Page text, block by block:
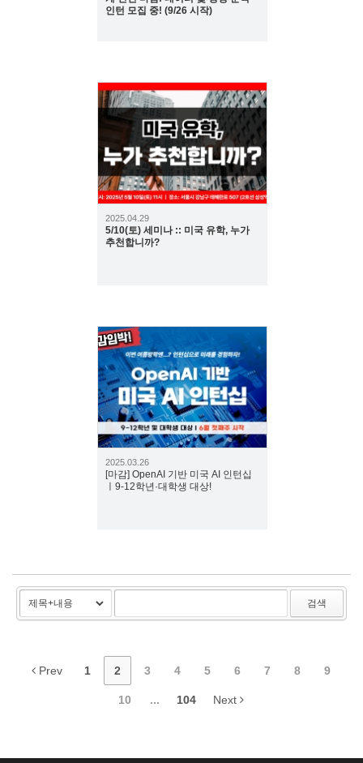
인턴 모집 중! (9/26 시작)
696
2025.04.29
5/10(토) 세미나 :: 미국 유학, 누가
추천합니까?
2828
2025.03.26
[마감] OpenAI 기반 미국 AI 인턴십
ㅣ9-12학년·대학생 대상!
검색
Prev 1 2 3 4 5 6 7 8 9
10 ... 104 Next